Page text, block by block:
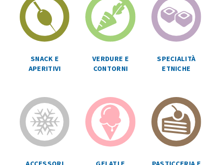
SNACK E
APERITIVI
VERDURE E
CONTORNI
SPECIALITÀ
ETNICHE